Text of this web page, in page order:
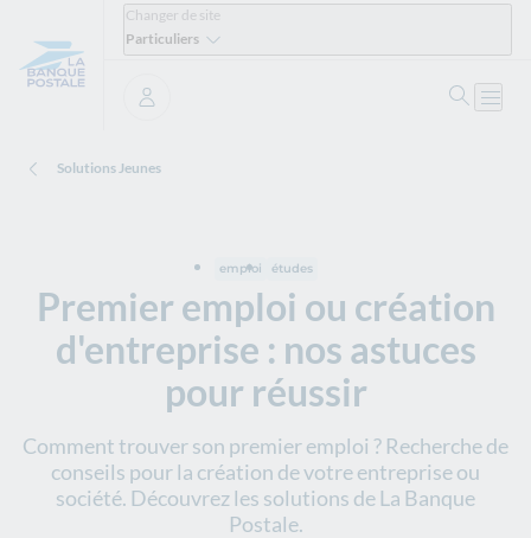
Changer de site
Particuliers
Se connecter
Solutions Jeunes
Premier emploi ou création
d'entreprise : nos astuces
pour réussir
emploi études
Comment trouver son premier emploi ? Recherche de
conseils pour la création de votre entreprise ou
société. Découvrez les solutions de La Banque
Postale.